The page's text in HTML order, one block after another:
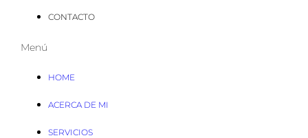
CONTACTO
Menú
HOME
ACERCA DE MI
SERVICIOS